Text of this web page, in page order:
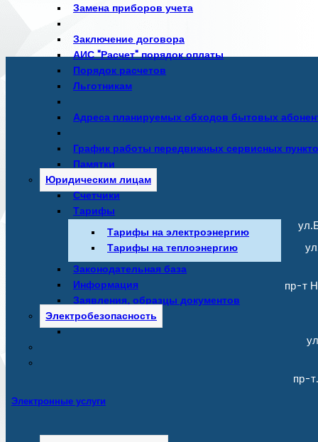
Замена приборов учета
Заключение договора
АИС "Расчет" порядок оплаты
Порядок расчетов
Льготникам
Адреса планируемых обходов бытовых
График работы передвижных сервисных
Памятки
Юридическим лицам
Счетчики
Тарифы
Тарифы на электроэнергию
Тарифы на теплоэнергию
Законодательная база
Информация
Заявления, образцы документов
Электробезопасность
Электронные услуги
пр-т
пр-